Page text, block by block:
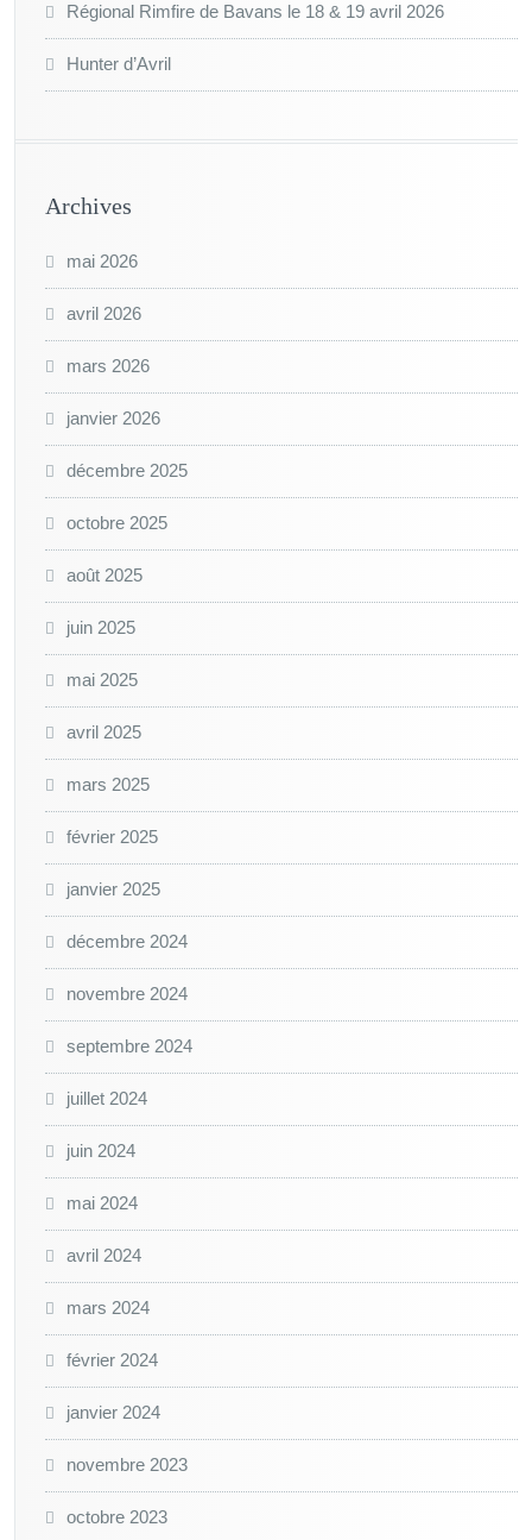
Régional Rimfire de Bavans le 18 & 19 avril 2026
Hunter d’Avril
Archives
mai 2026
avril 2026
mars 2026
janvier 2026
décembre 2025
octobre 2025
août 2025
juin 2025
mai 2025
avril 2025
mars 2025
février 2025
janvier 2025
décembre 2024
novembre 2024
septembre 2024
juillet 2024
juin 2024
mai 2024
avril 2024
mars 2024
février 2024
janvier 2024
novembre 2023
octobre 2023